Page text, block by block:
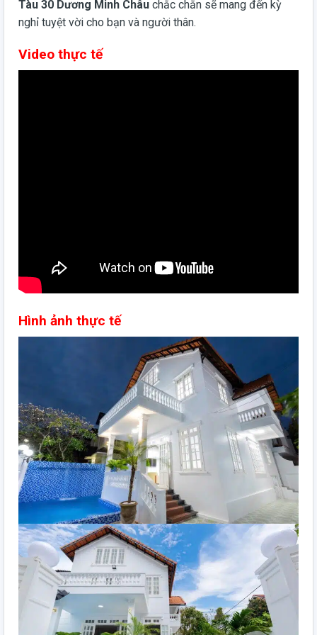
Tàu 30 Dương Minh Châu chắc chắn sẽ mang đến kỳ
nghỉ tuyệt vời cho bạn và người thân.
Video thực tế
Hình ảnh thực tế